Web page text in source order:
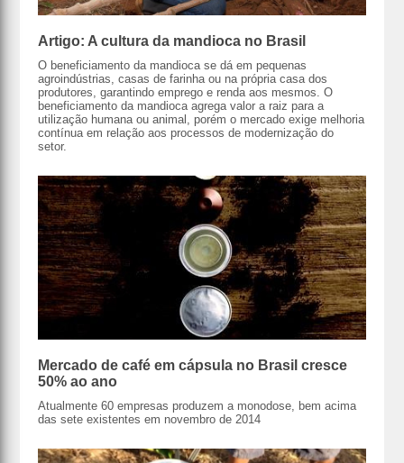
Artigo: A cultura da mandioca no Brasil
O beneficiamento da mandioca se dá em pequenas
agroindústrias, casas de farinha ou na própria casa dos
produtores, garantindo emprego e renda aos mesmos. O
beneficiamento da mandioca agrega valor a raiz para a
utilização humana ou animal, porém o mercado exige melhoria
contínua em relação aos processos de modernização do
setor.
Mercado de café em cápsula no Brasil cresce
50% ao ano
Atualmente 60 empresas produzem a monodose, bem acima
das sete existentes em novembro de 2014